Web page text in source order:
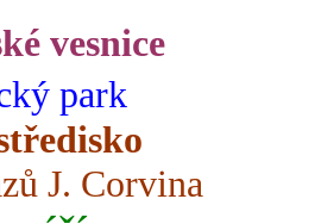
vesnice
park
J. Corvina